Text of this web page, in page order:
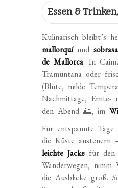
Essen &
Kulinarisch bleibt’s
mallorquíund
de Mallorca. In
Tramuntana oder
(Blüte, milde
Nachmittage, Ernte-
den Abend 🌅; im
Für entspannte
die Küste ansteuern
leichte Jacke für
Wanderwegen,
die Ausblicke groß.